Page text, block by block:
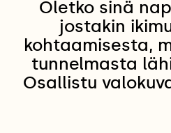
Oletko sinä
jostakin
kohtaamisesta,
tunnelmasta
Osallistu